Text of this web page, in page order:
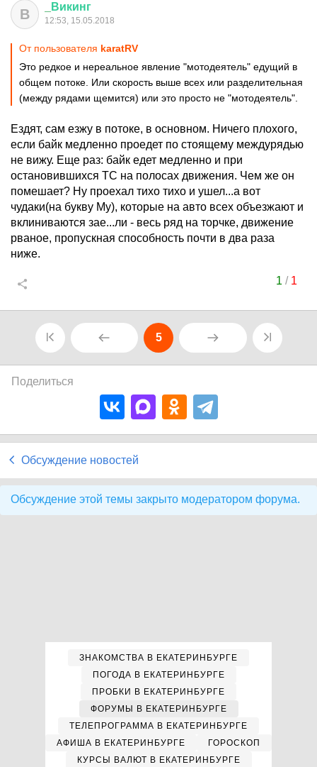
В Викинг
12:53, 15.05.2018
От пользователя karatRV
Это редкое и нереальное явление "мотодеятель" едущий в
общем потоке. Или скорость выше всех или разделительная
(между рядами щемится) или это просто не "мотодеятель".
Ездят, сам езжу в потоке, в основном. Ничего плохого,
если байк медленно проедет по стоящему междурядью
не вижу. Еще раз: байк едет медленно и при
остановившихся ТС на полосах движения. Чем же он
помешает? Ну проехал тихо тихо и ушел...а вот
чудаки(на букву Му), которые на авто всех объезжают и
вклиниваются зае...ли - весь ряд на торчке, движение
рваное, пропускная способность почти в два раза
ниже.
1 / 1
5
Поделиться
Обсуждение новостей
Обсуждение этой темы закрыто модератором форума.
ЗНАКОМСТВА В ЕКАТЕРИНБУРГЕ
ПОГОДА В ЕКАТЕРИНБУРГЕ
ПРОБКИ В ЕКАТЕРИНБУРГЕ
ФОРУМЫ В ЕКАТЕРИНБУРГЕ
ТЕЛЕПРОГРАММА В ЕКАТЕРИНБУРГЕ
АФИША В ЕКАТЕРИНБУРГЕ
ГОРОСКОП
КУРСЫ ВАЛЮТ В ЕКАТЕРИНБУРГЕ